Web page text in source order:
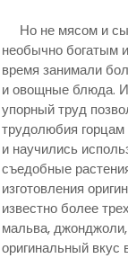
Но не мясом и
необычно богатым
время занимали
и овощные блюда.
упорный труд
трудолюбия
и научились
съедобные
изготовления
известно более
мальва,
оригинальный